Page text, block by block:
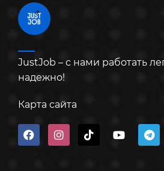
JustJob – с нами работать
надежно!
Карта сайта